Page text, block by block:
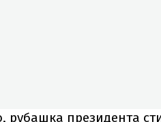
рубашка президента